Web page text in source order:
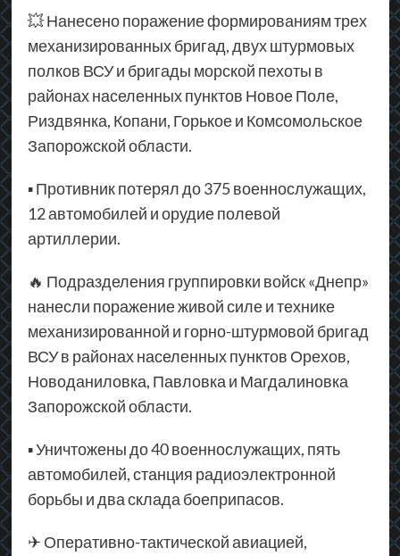
💥 Нанесено поражение формированиям трех
механизированных бригад, двух штурмовых
полков ВСУ и бригады морской пехоты в
районах населенных пунктов Новое Поле,
Риздвянка, Копани, Горькое и Комсомольское
Запорожской области.
▪ Противник потерял до 375 военнослужащих,
12 автомобилей и орудие полевой
артиллерии.
🔥 Подразделения группировки войск «Днепр»
нанесли поражение живой силе и технике
механизированной и горно-штурмовой бригад
ВСУ в районах населенных пунктов Орехов,
Новоданиловка, Павловка и Магдалиновка
Запорожской области.
▪ Уничтожены до 40 военнослужащих, пять
автомобилей, станция радиоэлектронной
борьбы и два склада боеприпасов.
✈ Оперативно-тактической авиацией,